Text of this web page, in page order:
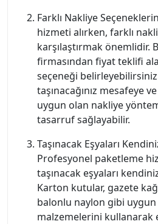
Farklı Nakliye
hizmeti alırken, farklı
karşılaştırmak önemlidir.
firmasından fiyat teklifi
seçeneği
taşınacağınız mesafeye
uygun olan nakliye
tasarruf sağlayabilir.
Taşınacak Eşyaları
Profesyonel paketleme
taşınacak eşyaları
Karton kutular, gazete
balonlu naylon gibi
malzemelerini kullanarak